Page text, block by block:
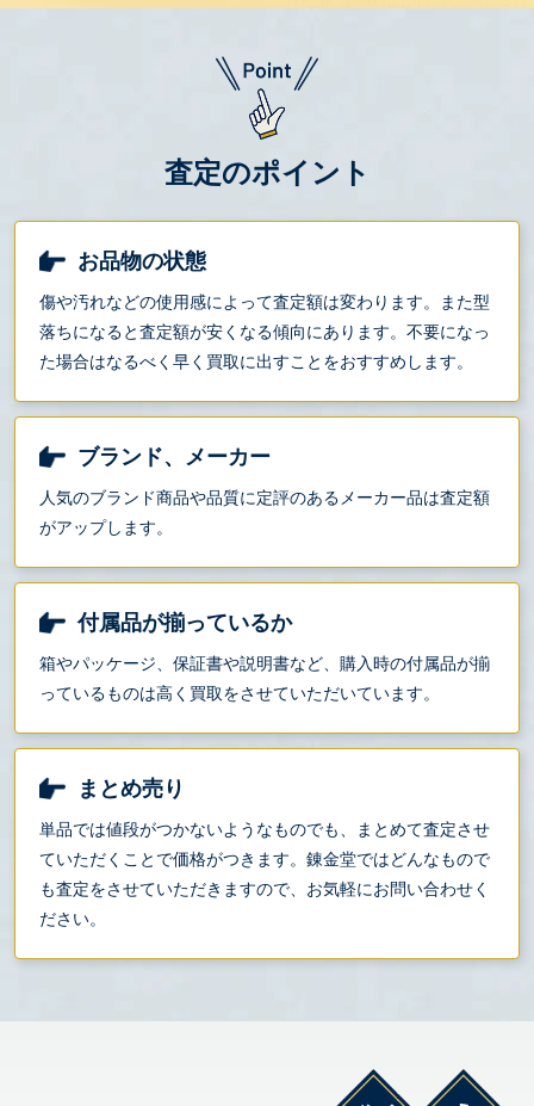
査定のポイント
お品物の状態
傷や汚れなどの使用感によって査定額は変わります。また型
落ちになると査定額が安くなる傾向にあります。不要になっ
た場合はなるべく早く買取に出すことをおすすめします。
ブランド、メーカー
人気のブランド商品や品質に定評のあるメーカー品は査定額
がアップします。
付属品が揃っているか
箱やパッケージ、保証書や説明書など、購入時の付属品が揃
っているものは高く買取をさせていただいています。
まとめ売り
単品では値段がつかないようなものでも、まとめて査定させ
ていただくことで価格がつきます。錬金堂ではどんなもので
も査定をさせていただきますので、お気軽にお問い合わせく
ださい。